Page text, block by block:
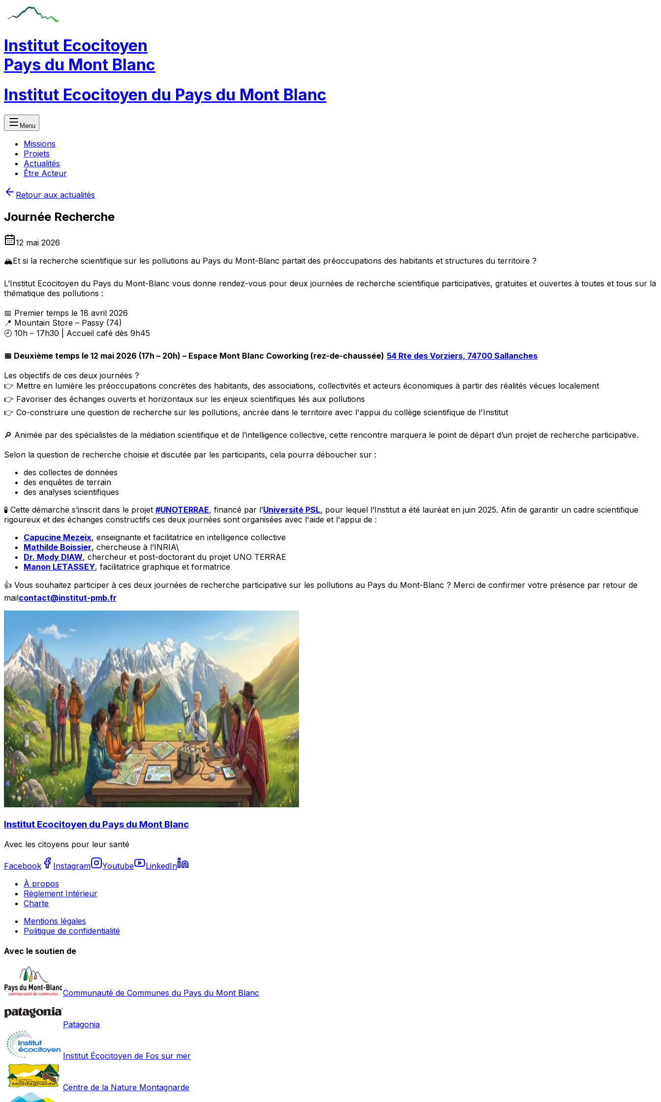
Institut Ecocitoyen
Pays du Mont Blanc
Institut Ecocitoyen du Pays du Mont Blanc
Menu
Missions
Projets
Actualités
Être Acteur
Retour aux actualités
Journée Recherche
12 mai 2026
🏔️Et si la recherche scientifique sur les pollutions au Pays du Mont-Blanc partait des préoccupations des habitants et structures du territoire ?
L’Institut Ecocitoyen du Pays du Mont-Blanc vous donne rendez-vous pour deux journées de recherche scientifique participatives, gratuites et ouvertes à toutes et tous sur la
thématique des pollutions :
📅 Premier temps le 18 avril 2026
📍 Mountain Store – Passy (74)
🕘 10h – 17h30 | Accueil café dès 9h45
📅 Deuxième temps le 12 mai 2026 (17h – 20h) – Espace Mont Blanc Coworking (rez-de-chaussée) 54 Rte des Vorziers, 74700 Sallanches
Les objectifs de ces deux journées ?
👉 Mettre en lumière les préoccupations concrètes des habitants, des associations, collectivités et acteurs économiques à partir des réalités vécues localement
👉 Favoriser des échanges ouverts et horizontaux sur les enjeux scientifiques liés aux pollutions
👉 Co-construire une question de recherche sur les pollutions, ancrée dans le territoire avec l'appui du collège scientifique de l'Institut
🔎 Animée par des spécialistes de la médiation scientifique et de l’intelligence collective, cette rencontre marquera le point de départ d’un projet de recherche participative.
Selon la question de recherche choisie et discutée par les participants, cela pourra déboucher sur :
des collectes de données
des enquêtes de terrain
des analyses scientifiques
🧪 Cette démarche s’inscrit dans le projet #UNOTERRAE, financé par l’Université PSL, pour lequel l’Institut a été lauréat en juin 2025. Afin de garantir un cadre scientifique
rigoureux et des échanges constructifs ces deux journées sont organisées avec l'aide et l'appui de :
Capucine Mezeix, enseignante et facilitatrice en intelligence collective
Mathilde Boissier, chercheuse à l’INRIA\
Dr. Mody DIAW, chercheur et post-doctorant du projet UNO TERRAE
Manon LETASSEY, facilitatrice graphique et formatrice
👍 Vous souhaitez participer à ces deux journées de recherche participative sur les pollutions au Pays du Mont-Blanc ? Merci de confirmer votre présence par retour de
mailcontact@institut-pmb.fr
Institut Ecocitoyen du Pays du Mont Blanc
Avec les citoyens pour leur santé
Facebook Instagram Youtube
LinkedIn
À propos
Règlement Intérieur
Charte
Mentions légales
Politique de confidentialité
Avec le soutien de
Communauté de Communes du Pays du Mont Blanc
Patagonia
Institut Écocitoyen de Fos sur mer
Centre de la Nature Montagnarde